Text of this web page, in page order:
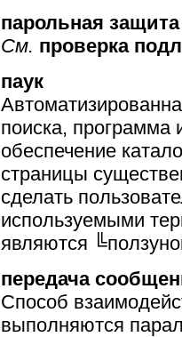
парольная защита
См. проверка
паук
поиска, программа
обеспечение
страницы
сделать
используемыми
являются
передача
Способ
выполняются